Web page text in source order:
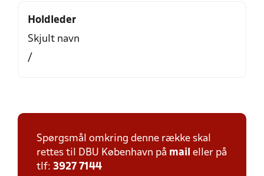
Holdleder
Skjult navn
/
Spørgsmål omkring denne række skal
rettes til DBU København på mail eller på
tlf: 3927 7144